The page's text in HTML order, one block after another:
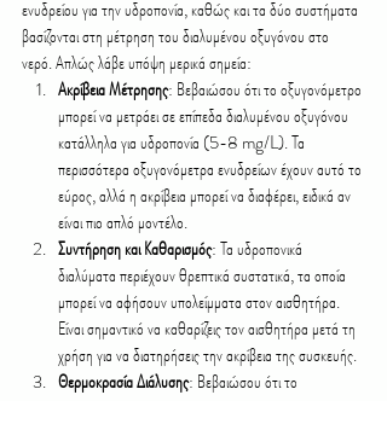
ενυδρείου για την υδροπονία, καθώς και τα δύο συστήματα
βασίζονται στη μέτρηση του διαλυμένου οξυγόνου στο
νερό. Απλώς λάβε υπόψη μερικά σημεία:
Ακρίβεια Μέτρησης: Βεβαιώσου ότι το οξυγονόμετρο
μπορεί να μετράει σε επίπεδα διαλυμένου οξυγόνου
κατάλληλα για υδροπονία (5-8 mg/L). Τα
περισσότερα οξυγονόμετρα ενυδρείων έχουν αυτό το
εύρος, αλλά η ακρίβεια μπορεί να διαφέρει, ειδικά αν
είναι πιο απλό μοντέλο.
Συντήρηση και Καθαρισμός: Τα υδροπονικά
διαλύματα περιέχουν θρεπτικά συστατικά, τα οποία
μπορεί να αφήσουν υπολείμματα στον αισθητήρα.
Είναι σημαντικό να καθαρίζεις τον αισθητήρα μετά τη
χρήση για να διατηρήσεις την ακρίβεια της συσκευής.
Θερμοκρασία Διάλυσης: Βεβαιώσου ότι το